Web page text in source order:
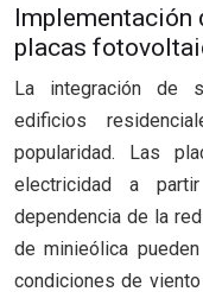
Implementación
placas
La integración de
edificios
popularidad. Las
electricidad a
dependencia de la
de minieólica
condiciones de